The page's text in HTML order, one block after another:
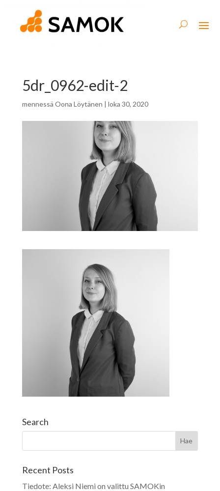
5dr_0962-edit-2
mennessä Oona Löytänen | loka 30, 2020
Search
Recent Posts
Tiedote: Aleksi Niemi on valittu SAMOKin